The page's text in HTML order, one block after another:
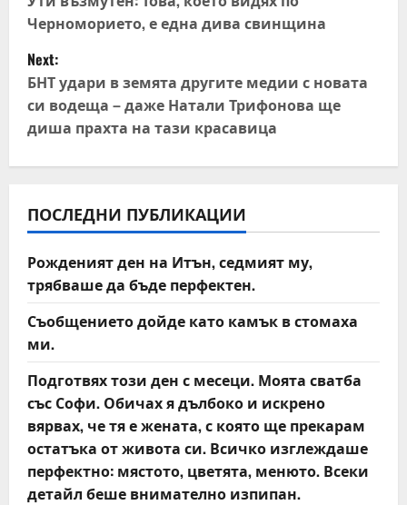
o
s
t
n
a
v
i
g
a
t
i
o
n
Черноморието, е една дива свинщина
Next:
БНТ удари в земята другите медии с новата
си водеща – даже Натали Трифонова ще
диша прахта на тази красавица
ПОСЛЕДНИ ПУБЛИКАЦИИ
Рожденият ден на Итън, седмият му,
трябваше да бъде перфектен.
Съобщението дойде като камък в стомаха
ми.
Подготвях този ден с месеци. Моята сватба
със Софи. Обичах я дълбоко и искрено
вярвах, че тя е жената, с която ще прекарам
остатъка от живота си. Всичко изглеждаше
перфектно: мястото, цветята, менюто. Всеки
детайл беше внимателно изпипан.